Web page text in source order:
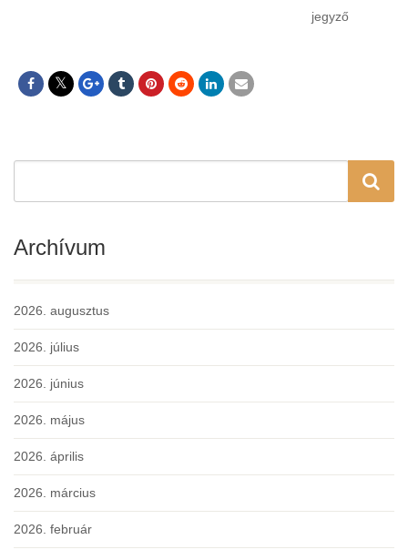
jegyző
Archívum
2026. augusztus
2026. július
2026. június
2026. május
2026. április
2026. március
2026. február